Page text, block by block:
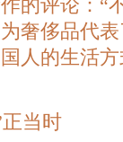
的评论：“
奢侈品代
人的生活
当时